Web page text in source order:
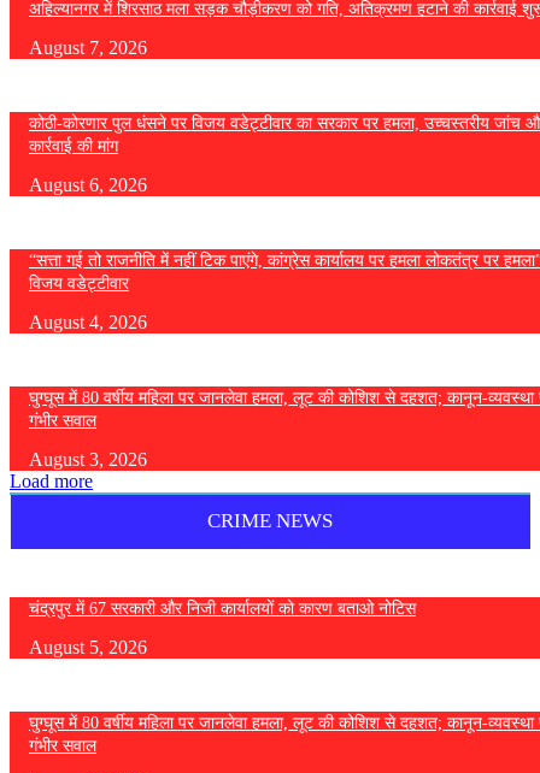
अहिल्यानगर में शिरसाठ मला सड़क चौड़ीकरण को गति, अतिक्रमण हटाने की कार्रवाई
August 7, 2026
कोठी-कोरणार पुल धंसने पर विजय वडेट्टीवार का सरकार पर हमला, उच्चस्तरीय जांच
कार्रवाई की मांग
August 6, 2026
“सत्ता गई तो राजनीति में नहीं टिक पाएंगे, कांग्रेस कार्यालय पर हमला लोकतंत्र पर
विजय वडेट्टीवार
August 4, 2026
घुग्घूस में 80 वर्षीय महिला पर जानलेवा हमला, लूट की कोशिश से दहशत; कानून-व्यवस्था
गंभीर सवाल
August 3, 2026
Load more
CRIME NEWS
चंद्रपुर में 67 सरकारी और निजी कार्यालयों को कारण बताओ नोटिस
August 5, 2026
घुग्घूस में 80 वर्षीय महिला पर जानलेवा हमला, लूट की कोशिश से दहशत; कानून-व्यवस्था
गंभीर सवाल